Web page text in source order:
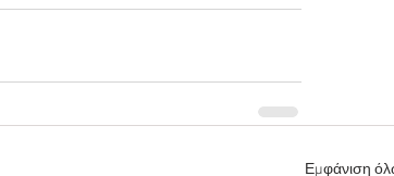
Εμφάνιση